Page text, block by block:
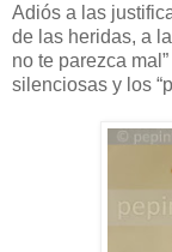
Adiós a las
de las heridas, a
no te parezca
silenciosas y los